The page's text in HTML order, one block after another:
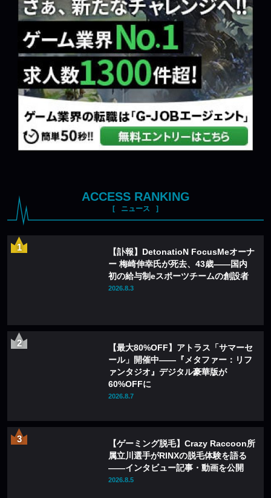
ACCESS RANKING
ニュース
【訃報】DetonatioN FocusMeオーナ
ー 梅崎伸幸氏が死去、43歳——国内
初の給与制eスポーツチームの創設者
2026.8.3
【最大80%OFF】アトラス「サマーセ
ール」開催中——『メタファー：リフ
ァンタジオ』デジタル豪華版が
60%OFFに
2026.8.7
【ゲーミング脱毛】Crazy Raccoon所
属立川選手がRINXの脱毛体験を語る
——インタビュー記事・動画を公開
2026.8.5